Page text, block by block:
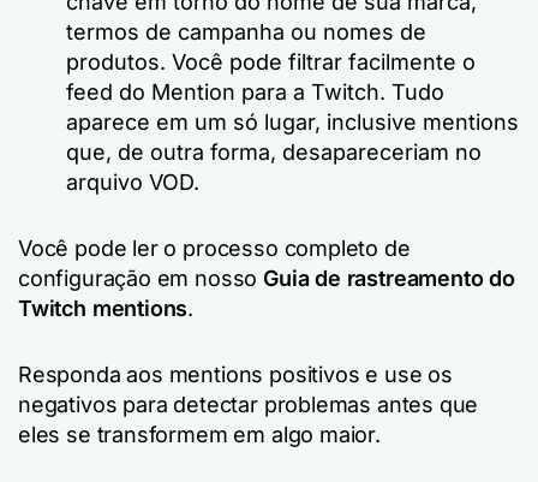
termos de campanha ou nomes de
produtos. Você pode filtrar facilmente o
feed do Mention para a Twitch. Tudo
aparece em um só lugar, inclusive mentions
que, de outra forma, desapareceriam no
arquivo VOD.
Você pode ler o processo completo de
configuração em nosso Guia de rastreamento do
Twitch mentions.
Responda aos mentions positivos e use os
negativos para detectar problemas antes que
eles se transformem em algo maior.